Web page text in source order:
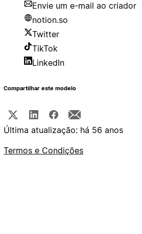
Envie um e-mail ao criador
notion.so
Twitter
TikTok
LinkedIn
Compartilhar este modelo
Última atualização: há 56 anos
Termos e Condições